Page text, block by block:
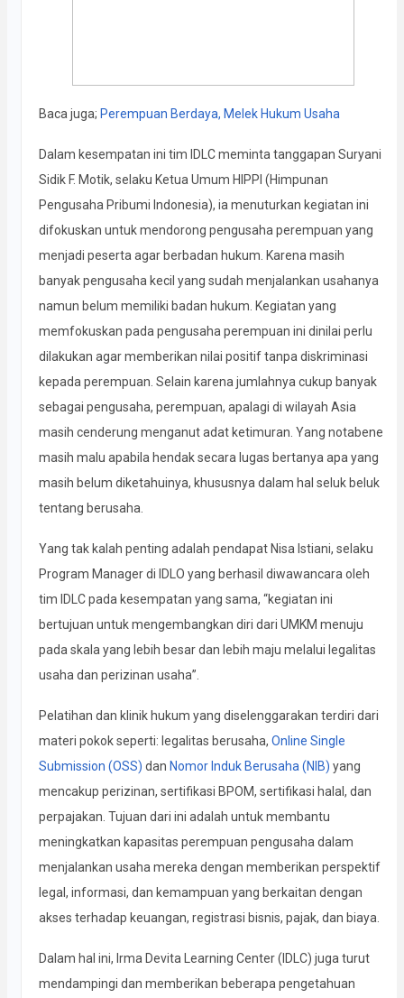
Baca juga; Perempuan Berdaya, Melek Hukum Usaha
Dalam kesempatan ini tim IDLC meminta tanggapan Suryani
Sidik F. Motik, selaku Ketua Umum HIPPI (Himpunan
Pengusaha Pribumi Indonesia), ia menuturkan kegiatan ini
difokuskan untuk mendorong pengusaha perempuan yang
menjadi peserta agar berbadan hukum. Karena masih
banyak pengusaha kecil yang sudah menjalankan usahanya
namun belum memiliki badan hukum. Kegiatan yang
memfokuskan pada pengusaha perempuan ini dinilai perlu
dilakukan agar memberikan nilai positif tanpa diskriminasi
kepada perempuan. Selain karena jumlahnya cukup banyak
sebagai pengusaha, perempuan, apalagi di wilayah Asia
masih cenderung menganut adat ketimuran. Yang notabene
masih malu apabila hendak secara lugas bertanya apa yang
masih belum diketahuinya, khususnya dalam hal seluk beluk
tentang berusaha.
Yang tak kalah penting adalah pendapat Nisa Istiani, selaku
Program Manager di IDLO yang berhasil diwawancara oleh
tim IDLC pada kesempatan yang sama, “kegiatan ini
bertujuan untuk mengembangkan diri dari UMKM menuju
pada skala yang lebih besar dan lebih maju melalui legalitas
usaha dan perizinan usaha”.
Pelatihan dan klinik hukum yang diselenggarakan terdiri dari
materi pokok seperti: legalitas berusaha, Online Single
Submission (OSS) dan Nomor Induk Berusaha (NIB) yang
mencakup perizinan, sertifikasi BPOM, sertifikasi halal, dan
perpajakan. Tujuan dari ini adalah untuk membantu
meningkatkan kapasitas perempuan pengusaha dalam
menjalankan usaha mereka dengan memberikan perspektif
legal, informasi, dan kemampuan yang berkaitan dengan
akses terhadap keuangan, registrasi bisnis, pajak, dan biaya.
Dalam hal ini, Irma Devita Learning Center (IDLC) juga turut
mendampingi dan memberikan beberapa pengetahuan